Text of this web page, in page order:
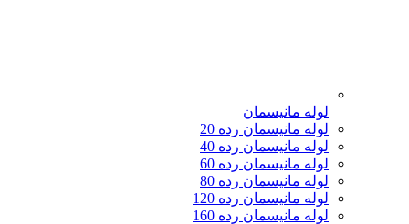
لوله مانیسمان
لوله مانیسمان رده 20
لوله مانیسمان رده 40
لوله مانیسمان رده 60
لوله مانیسمان رده 80
لوله مانیسمان رده 120
لوله مانیسمان رده 160